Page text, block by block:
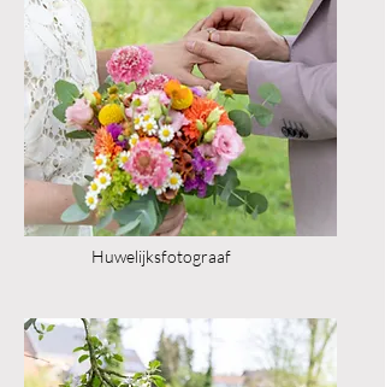
Huwelijksfotograaf